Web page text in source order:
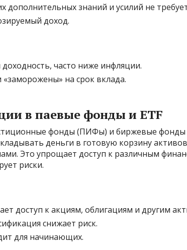
дополнительных знаний и усилий не
доход.
доходность, часто ниже инфляции.
«заморожены» на срок вклада.
в паевые фонды и ETF
фонды (ПИФы) и биржевые фонды
деньги в готовую корзину
Это упрощает доступ к различным
риски.
доступ к акциям, облигациям и другим
снижает риск.
для начинающих.